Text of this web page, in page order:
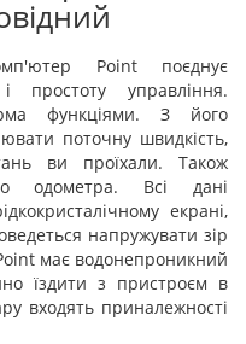
Point поєднує
і простоту управління.
функціями. З його
поточну швидкість,
ви проїхали. Також
одометра. Всі дані
екрані,
напружувати зір
має водонепроникний
їздити з пристроєм в
входять приналежності